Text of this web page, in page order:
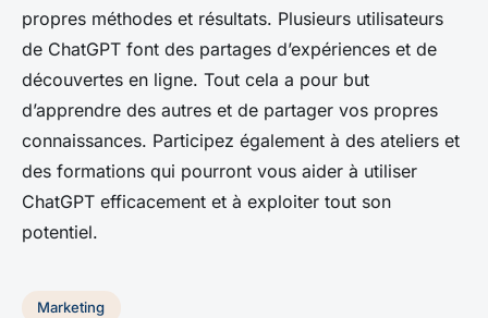
propres méthodes et résultats. Plusieurs utilisateurs
de ChatGPT font des partages d’expériences et de
découvertes en ligne. Tout cela a pour but
d’apprendre des autres et de partager vos propres
connaissances. Participez également à des ateliers et
des formations qui pourront vous aider à utiliser
ChatGPT efficacement et à exploiter tout son
potentiel.
Marketing